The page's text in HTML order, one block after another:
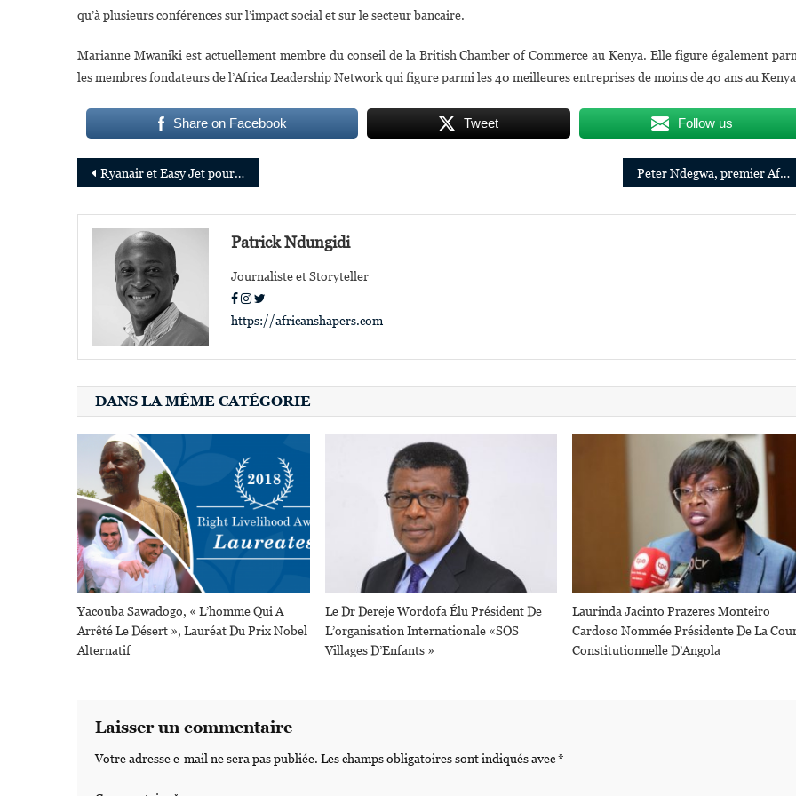
qu’à plusieurs conférences sur l’impact social et sur le secteur bancaire.
Marianne Mwaniki est actuellement membre du conseil de la British Chamber of Commerce au Kenya. Elle figure également
les membres fondateurs de l’Africa Leadership Network qui figure parmi les 40 meilleures entreprises de moins de 40 ans au
Share on Facebook Tweet Follow us
Navigation
de
l’article
Ryanair et Easy Jet pour booster le tourisme au Kenya Peter Ndegwa, premier Africain Directeur général de la multinationale Diageo en Europe
Patrick Ndungidi
Journaliste et Storyteller
https://africanshapers.com
DANS LA MÊME CATÉGORIE
Yacouba Sawadogo, « L’homme Qui A
Arrêté Le Désert », Lauréat Du Prix Nobel
Alternatif
Le Dr Dereje Wordofa Élu Président De
L’organisation Internationale «SOS
Villages D’Enfants »
Laurinda Jacinto Prazeres Monteiro
Cardoso Nommée Présidente De La
Constitutionnelle D’Angola
Laisser un commentaire
Votre adresse e-mail ne sera pas publiée. Les champs obligatoires sont indiqués avec*